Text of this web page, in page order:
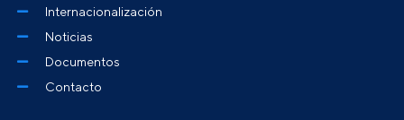
Internacionalización
Noticias
Documentos
Contacto